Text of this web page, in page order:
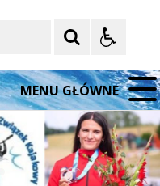
MENU GŁÓWNE